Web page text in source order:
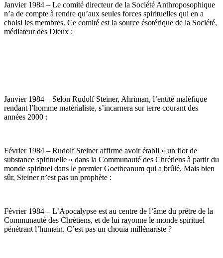
Janvier 1984 – Le comité directeur de la Société Anthroposophique
n’a de compte à rendre qu’aux seules forces spirituelles qui en a
choisi les membres. Ce comité est la source ésotérique de la Société,
médiateur des Dieux :
Janvier 1984 – Selon Rudolf Steiner, Ahriman, l’entité maléfique
rendant l’homme matérialiste, s’incarnera sur terre courant des
années 2000 :
Février 1984 – Rudolf Steiner affirme avoir établi « un flot de
substance spirituelle » dans la Communauté des Chrétiens à partir du
monde spirituel dans le premier Goetheanum qui a brûlé. Mais bien
sûr, Steiner n’est pas un prophète :
Février 1984 – L’Apocalypse est au centre de l’âme du prêtre de la
Communauté des Chrétiens, et de lui rayonne le monde spirituel
pénétrant l’humain. C’est pas un chouia millénariste ?